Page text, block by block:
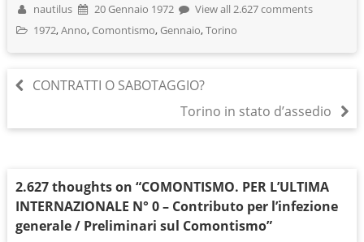
nautilus 20 Gennaio 1972
View all 2.627 comments
1972,Anno, Comontismo, Gennaio,Torino
CONTRATTI O SABOTAGGIO?
Torino in stato d’assedio
2.627 thoughts on “COMONTISMO. PER L’ULTIMA
INTERNAZIONALE N° 0 – Contributo per l’infezione
generale / Preliminari sul Comontismo”